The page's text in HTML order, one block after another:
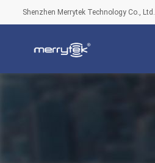
Shenzhen Merrytek Technology Co., Ltd.